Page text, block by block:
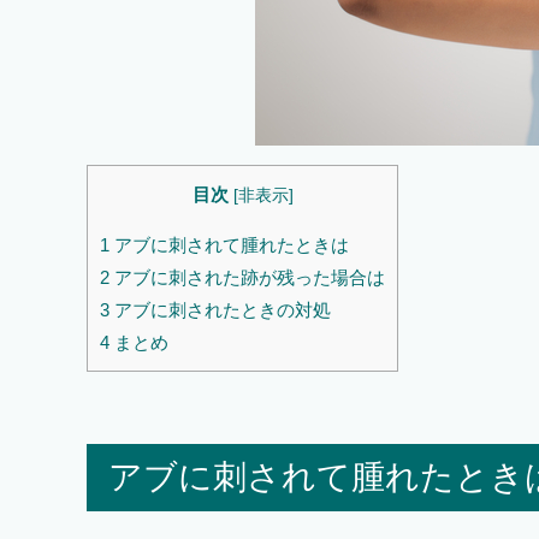
目次 [非表示]
1 アブに刺されて腫れたときは
2 アブに刺された跡が残った場合は
3 アブに刺されたときの対処
4 まとめ
アブに刺されて腫れたとき